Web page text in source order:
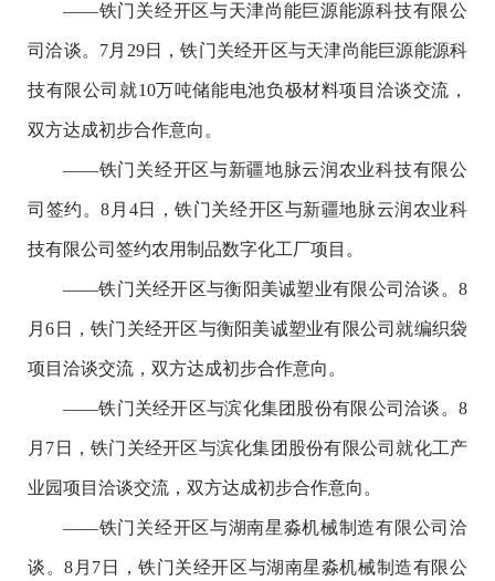
——铁门关经开区与天津尚能巨源能源科技有限公
司洽谈。7月29日，铁门关经开区与天津尚能巨源能源科
技有限公司就10万吨储能电池负极材料项目洽谈交流，
双方达成初步合作意向。
——铁门关经开区与新疆地脉云润农业科技有限公
司签约。8月4日，铁门关经开区与新疆地脉云润农业科
技有限公司签约农用制品数字化工厂项目。
——铁门关经开区与衡阳美诚塑业有限公司洽谈。8
月6日，铁门关经开区与衡阳美诚塑业有限公司就编织袋
项目洽谈交流，双方达成初步合作意向。
——铁门关经开区与滨化集团股份有限公司洽谈。8
月7日，铁门关经开区与滨化集团股份有限公司就化工产
业园项目洽谈交流，双方达成初步合作意向。
——铁门关经开区与湖南星淼机械制造有限公司洽
谈。8月7日，铁门关经开区与湖南星淼机械制造有限公